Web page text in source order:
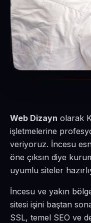
Web Dizayn olarak
işletmelerine
veriyoruz. İncesu
öne çıksın diye
uyumlu siteler
İncesu ve yakın
sitesi işini baştan
SSL, temel SEO ve